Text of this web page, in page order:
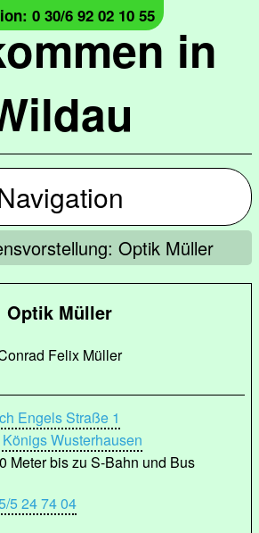
in
0 30/6 92 02 10 55
Optik Müller
Optik Müller
Felix Müller
Engels Straße 1
Wusterhausen
Meter bis zu S-Bahn und Bus
5 24 74 04